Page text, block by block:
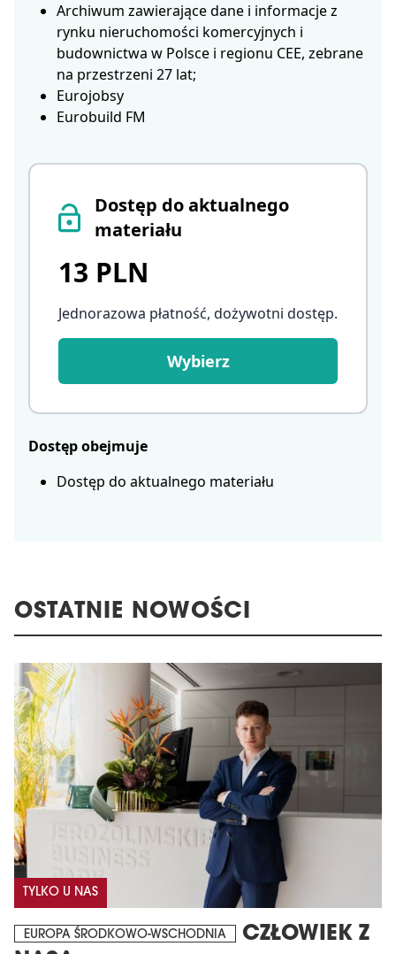
Dostęp do aktualnego
materiału
13 PLN
Jednorazowa płatność, dożywotni dostęp.
Wybierz
Dostęp obejmuje
Dostęp do aktualnego materiału
Archiwum zawierające dane i informacje z
rynku nieruchomości komercyjnych i
budownictwa w Polsce i regionu CEE, zebrane
na przestrzeni 27 lat;
Eurojobsy
Eurobuild FM
OSTATNIE NOWOŚCI
TYLKO U NAS
EUROPA ŚRODKOWO-WSCHODNIA
CZŁOWIEK Z